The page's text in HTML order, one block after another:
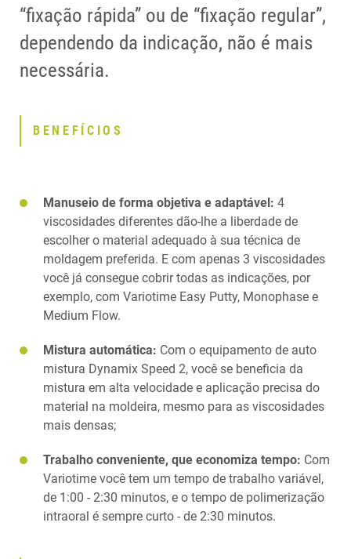
“fixação rápida” ou de “fixação regular”,
dependendo da indicação, não é mais
necessária.
BENEFÍCIOS
Manuseio de forma objetiva e adaptável: 4
viscosidades diferentes dão-lhe a liberdade de
escolher o material adequado à sua técnica de
moldagem preferida. E com apenas 3 viscosidades
você já consegue cobrir todas as indicações, por
exemplo, com Variotime Easy Putty, Monophase e
Medium Flow.
Mistura automática: Com o equipamento de auto
mistura Dynamix Speed 2, você se beneficia da
mistura em alta velocidade e aplicação precisa do
material na moldeira, mesmo para as viscosidades
mais densas;
Trabalho conveniente, que economiza tempo: Com
Variotime você tem um tempo de trabalho variável,
de 1:00 - 2:30 minutos, e o tempo de polimerização
intraoral é sempre curto - de 2:30 minutos.